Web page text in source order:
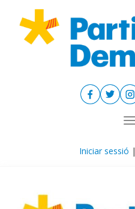
Toggle navigation
Iniciar sessió |